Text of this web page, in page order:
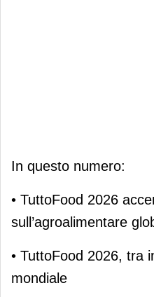
In questo numero:
• TuttoFood 2026
sull’agroalimentare
• TuttoFood 2026, tra
mondiale